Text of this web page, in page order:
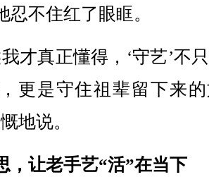
忍不住红了眼眶。
真正懂得，‘守艺’不
更是守住祖辈留下来
地说。
，让老手艺“活”在当下